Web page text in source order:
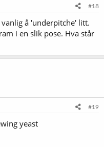
#18
å 'underpitche' litt.
i en slik pose. Hva står
#19
yeast